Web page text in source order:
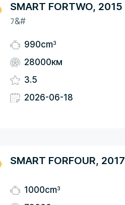
SMART FORTWO, 2015
ﾌ&#
990cm3
28000км
3.5
2026-06-18
SMART FORFOUR, 2017
1000cm3